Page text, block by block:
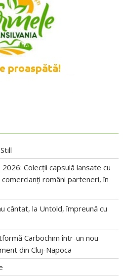
Colecții capsulă lansate cu
comercianți români parteneri, în
cântat, la Untold, împreună cu
Carbochim într-un nou
din Cluj-Napoca